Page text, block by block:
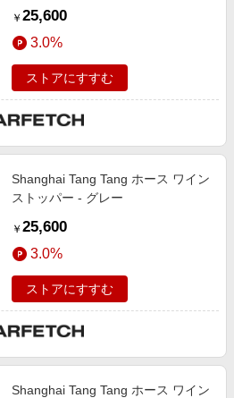
￥ 25,600
3.0%
ストアにすすむ
Shanghai Tang Tang ホース ワイン
ストッパー - グレー
￥ 25,600
3.0%
ストアにすすむ
Shanghai Tang Tang ホース ワイン